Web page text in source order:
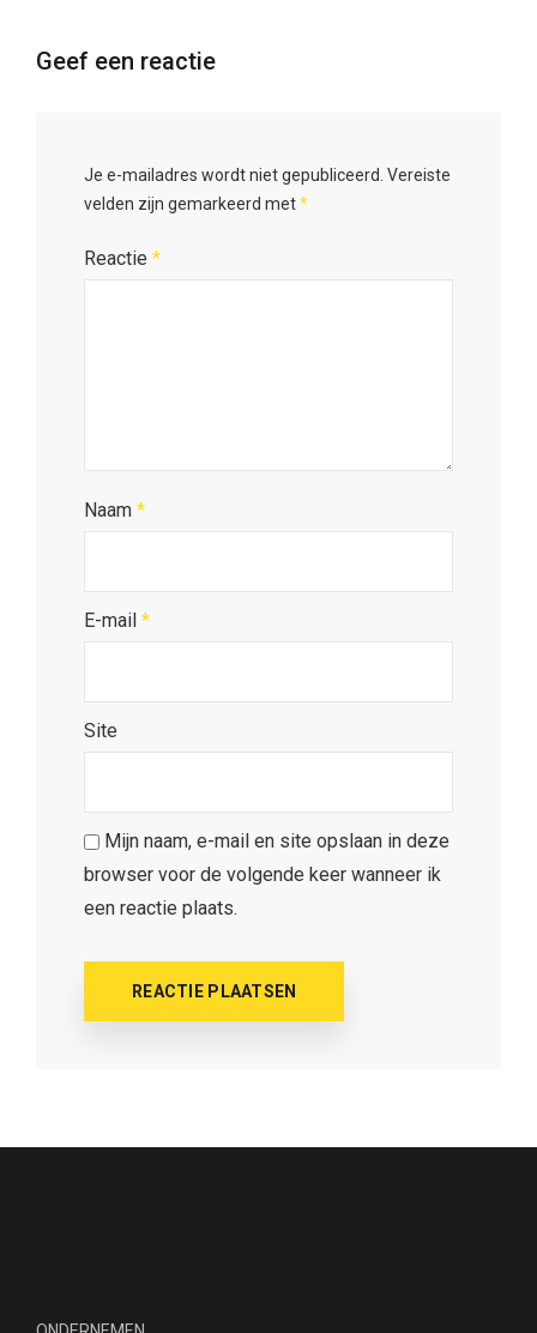
Geef een reactie
Je e-mailadres wordt niet gepubliceerd. Vereiste
velden zijn gemarkeerd met*
Reactie *
Naam *
E-mail *
Site
Mijn naam, e-mail en site opslaan in deze
browser voor de volgende keer wanneer ik
een reactie plaats.